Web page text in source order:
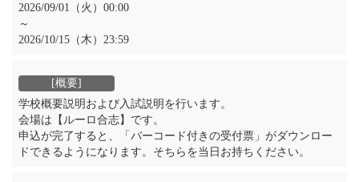
2026/09/01（火）00:00
～
2026/10/15（木）23:59
学校概要説明および入試説明を行います。
会場は【ルーロ合志】です。
申込が完了すると、「バーコード付きの受付票」がダウンロー
ドできるようになります。そちらを当日お持ちください。